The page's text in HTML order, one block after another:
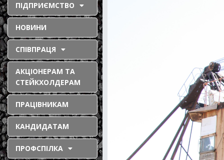
ПІДПРИЄМСТВО
НОВИНИ
СПІВПРАЦЯ
АКЦІОНЕРАМ ТА
СТЕЙКХОЛДЕРАМ
ПРАЦІВНИКАМ
КАНДИДАТАМ
ПРОФСПІЛКА